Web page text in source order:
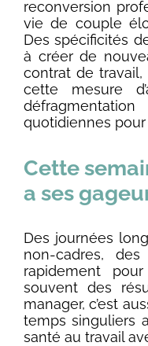
reconversion
vie de couple
Des spécificités
à créer de
contrat de
cette mesure
quotidiennes
Cette
a ses
Des journées
non-cadres,
rapidement
souvent des
manager, c’est
temps singuliers
santé au travail